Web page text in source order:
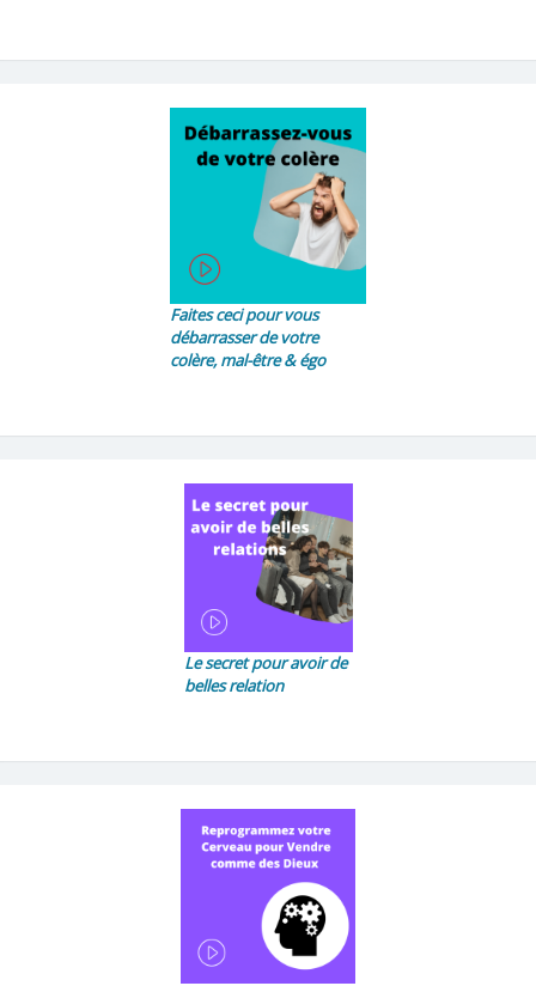
Faites ceci pour vous
débarrasser de votre
colère, mal-être & égo
Le secret pour avoir de
belles relation